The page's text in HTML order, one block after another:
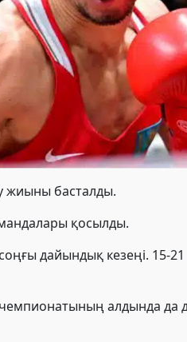
жиыны басталды.
қосылды.
дайындық кезеңі.
алдында да